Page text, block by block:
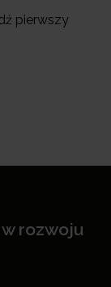
pierwszy
rozwoju